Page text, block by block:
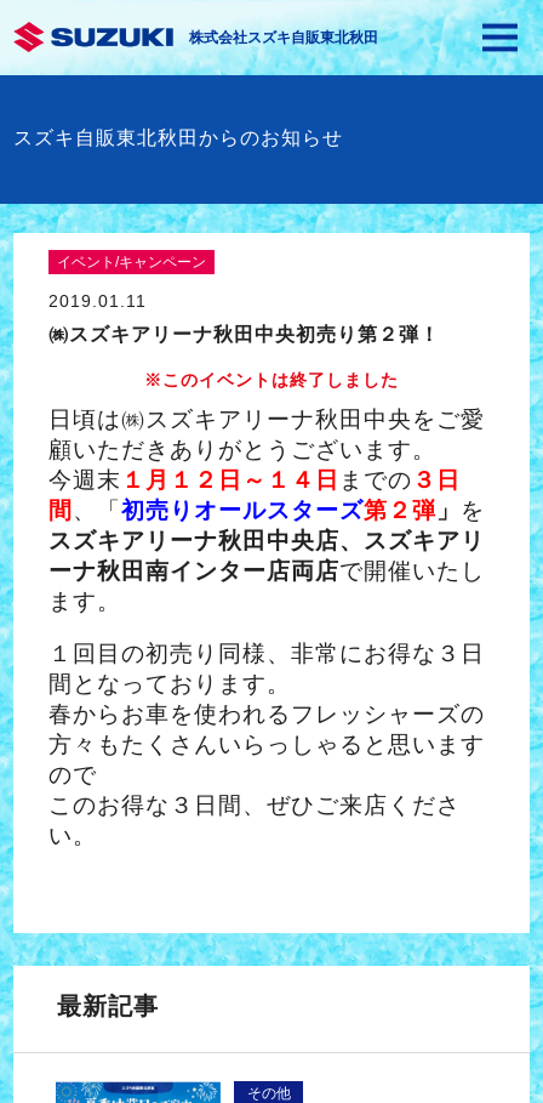
株式会社スズキ自販東北秋田
スズキ自販東北秋田からのお知らせ
イベント/キャンペーン
2019.01.11
㈱スズキアリーナ秋田中央初売り第２弾！
※このイベントは終了しました
日頃は㈱スズキアリーナ秋田中央をご愛
顧いただきありがとうございます。
今週末 １月１２日～１４日 までの ３日
間 、「 初売りオールスターズ第２弾」
を
スズキアリーナ秋田中央店、スズキアリ
ーナ秋田南インター店両店で開催いたし
ます。
１回目の初売り同様、非常にお得な３日
間となっております。
春からお車を使われるフレッシャーズの
方々もたくさんいらっしゃると思います
ので
このお得な３日間、ぜひご来店くださ
い。
最新記事
その他